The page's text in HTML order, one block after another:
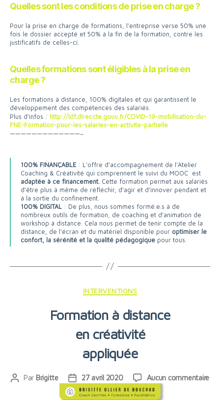
Quelles sont les conditions de prise en charge ?
Pour la prise en charge de formations, l’entreprise verse 50% une
fois le dossier accepté et 50% à la fin de la formation, contre les
justificatifs de celles-ci.
Quelles formations sont éligibles à la prise en
charge ?
Les formations à distance, 100% digitales et qui garantissent le
développement des compétences des salariés.
Plus d’infos : http://idf.direccte.gouv.fr/COVID-19-mobilisation-du-
FNE-Formation-pour-les-salaries-en-activite-partielle
—————————————–
100% FINANÇABLE : L’offre d’accompagnement de l’Atelier
Coaching & Créativité qui comprennent le suivi du MOOC est
adaptée à ce financement. Cette formation permet aux salariés
d’être plus à même de réfléchir, d’agir et d’innover pendant et
à la sortie du confinement.
100% DIGITAL : De plus, nous sommes formé.e.s à de
nombreux outils de formation, de coaching et d’animation de
workshop à distance. Cela nous permet de tenir compte de la
distance, de l’écran et du matériel disponible pour optimiser le
confort, la sérénité et la qualité pédagogique pour tous.
Catégories
INTERVENTIONS
Formation à distance
en créativité
appliquée
Auteur
Par Brigitte
Date
de
27 avril 2020 Aucun commentairesur